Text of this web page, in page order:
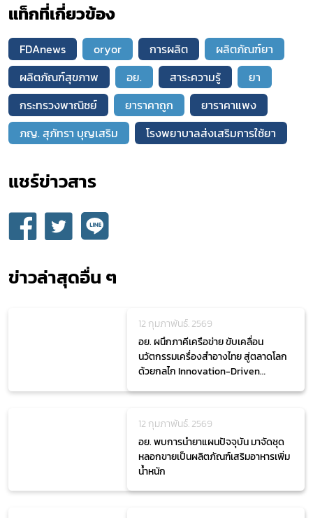
แท็กที่เกี่ยวข้อง
FDAnews oryor การผลิต
ผลิตภัณฑ์ยา
ผลิตภัณฑ์สุขภาพ
อย. สาระความรู้
ยา
กระทรวงพาณิชย์
ยาราคาถูก
ยาราคาแพง
ภญ. สุภัทรา บุญเสริม
โรงพยาบาลส่งเสริมการใช้ยา
แชร์ข่าวสาร​
ข่าวล่าสุดอื่น ๆ
12 กุมภาพันธ์. 2569
อย. ผนึกภาคีเครือข่าย ขับเคลื่อน
นวัตกรรมเครื่องสำอางไทย สู่ตลาดโลก
ด้วยกลไก Innovation-Driven
12 กุมภาพันธ์. 2569
อย. พบการนำยาแผนปัจจุบัน มาจัดชุด
หลอกขายเป็นผลิตภัณฑ์เสริมอาหารเพิ่ม
น้ำหนัก